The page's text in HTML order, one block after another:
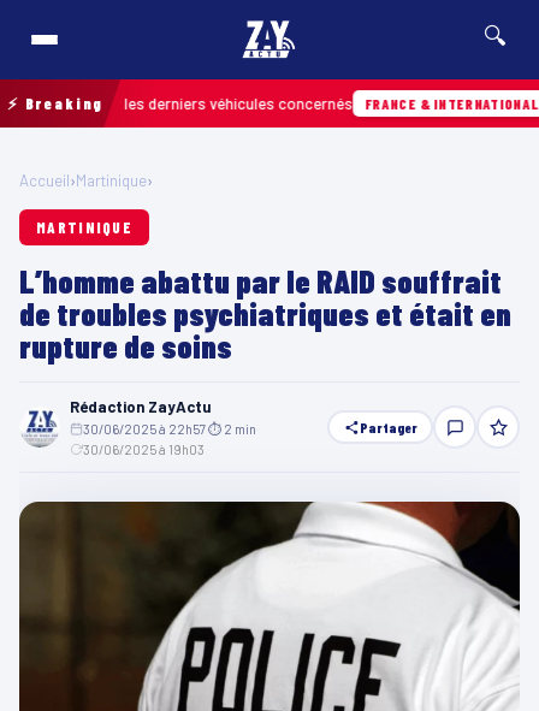
🔍
⚡ Breakingles derniers véhicules concernés FRANCE & INTERNATIONALE
Accueil›Martinique›
MARTINIQUE
L’homme abattu par le RAID souffrait
de troubles psychiatriques et était en
rupture de soins
Rédaction ZayActu
30/06/2025 à 22h57⏱ 2 min
30/06/2025 à 19h03
Partager